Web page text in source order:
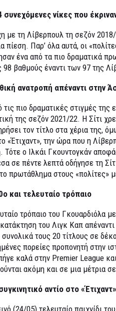
συνεχόμενες νίκες που
με τη Λίβερπουλ τη σεζόν
πίεση. Παρ’ όλα αυτά, οι
ένα από τα πιο δραματικά
98 βαθμούς έναντι των 97 της
ανατροπή απέναντι στην
πιο δραματικές στιγμές της
της σεζόν 2021/22. Η Σίτι
τον τίτλο στα χέρια της,
«Έτιχαντ», την ώρα που η
Τότε ο Ιλκάι Γκουντογκάν
σε πέντε λεπτά οδήγησε τη
πρωτάθλημα στους «πολίτες»
και τελευταίο τρόπαιο
τρόπαιο του Γκουαρδιόλα
του Λιγκ Καπ
τους 20 τίτλους σε
πορείες προπονητή στην
καλά στην Premier League
ακόμη και σε μια μέτρια
αντίο στο «Έτιχαντ»
(24/05) τελευταίο παιχνίδι